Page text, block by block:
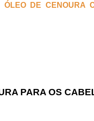
ÓLEO DE CENOURA
PARA OS